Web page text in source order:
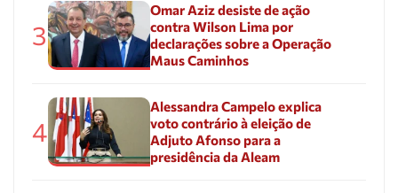
3
Omar Aziz desiste de ação
contra Wilson Lima por
declarações sobre a Operação
Maus Caminhos
4
Alessandra Campelo explica
voto contrário à eleição de
Adjuto Afonso para a
presidência da Aleam